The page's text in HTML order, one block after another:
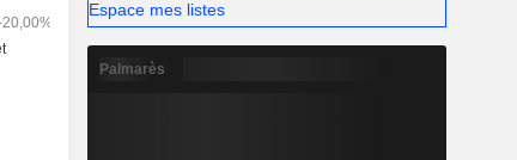
Espace mes listes
Palmarès